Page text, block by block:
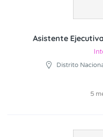
Asistente
Distrito
5